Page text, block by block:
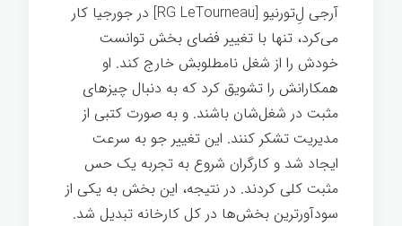
آرجی لِ‌تورنیو [RG LeTourneau] در جورجیا کار
می‌کرد، تنها با تغییر فضای بخش توانست
خودش را از شغل نامطلوبش خارج کند. او
همکارانش را تشویق کرد که به دنبال چیزهای
مثبت در شغل‌شان باشند. و به صورت کتبی از
مدیریت تشکر کنند. این تغییر جو به سرعت
ایجاد شد و کارگران شروع به تجربه یک حس
مثبت کلی کردند. در نتیجه، این بخش به یکی از
سودآورترین بخش‌ها در کل کارخانه تبدیل شد.